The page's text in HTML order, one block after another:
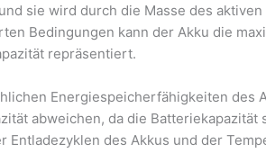
sie wird durch die Masse des
Bedingungen kann der Akku die
repräsentiert.
Energiespeicherfähigkeiten des
abweichen, da die
Entladezyklen des Akkus und der